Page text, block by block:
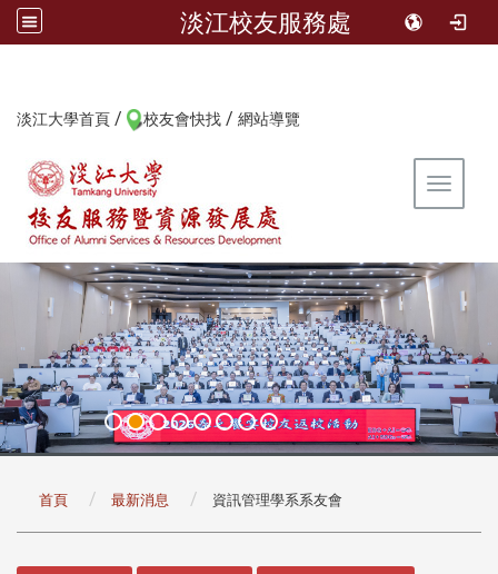
淡江校友服務處
淡江大學首頁 / 校友會快找 / 網站導覽
Toggle
首頁 最新消息 資訊管理學系系友會